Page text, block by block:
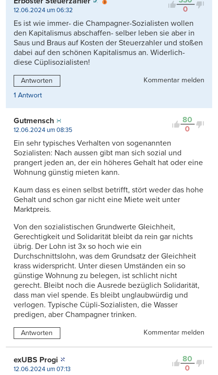
0
12.06.2024 um 06:32
Es ist wie immer- die Champagner-Sozialisten wollen
den Kapitalismus abschaffen- selber leben sie aber in
Saus und Braus auf Kosten der Steuerzahler und stoßen
dabei auf den schönen Kapitalismus an. Widerlich-
diese Cüplisozialisten!
Antworten
Kommentar melden
1 Antwort
80
0
Gutmensch
12.06.2024 um 08:35
Ein sehr typisches Verhalten von sogenannten
Sozialisten: Nach aussen gibt man sich sozial und
prangert jeden an, der ein höheres Gehalt hat oder eine
Wohnung günstig mieten kann.
Kaum dass es einen selbst betrifft, stört weder das hohe
Gehalt und schon gar nicht eine Miete weit unter
Marktpreis.
Von den sozialistischen Grundwerte Gleichheit,
Gerechtigkeit und Solidarität bleibt da rein gar nichts
übrig. Der Lohn ist 3x so hoch wie ein
Durchschnittslohn, was dem Grundsatz der Gleichheit
krass widerspricht. Unter diesen Umständen ein so
günstige Wohnung zu belegen, ist schlicht nicht
gerecht. Bleibt noch die Ausrede bezüglich Solidarität,
dass man viel spende. Es bleibt unglaubwürdig und
verlogen. Typische Cüpli-Sozialisten, die Wasser
predigen, aber Champagner trinken.
Antworten Kommentar melden
80
0
exUBS Progi
12.06.2024 um 07:13